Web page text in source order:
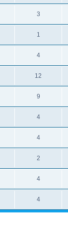
3
1
4
12
9
4
4
2
4
4